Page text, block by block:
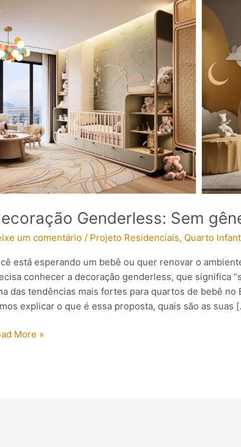
Genderless: Sem
um comentário / Projeto Residenciais, Quarto
está esperando um bebê ou quer renovar o
conhecer a decoração genderless, que significa
das tendências mais fortes para quartos de bebê no
explicar o que é essa proposta, quais são as suas
More »